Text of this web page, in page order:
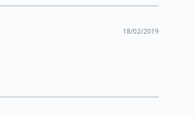
18/02/2019